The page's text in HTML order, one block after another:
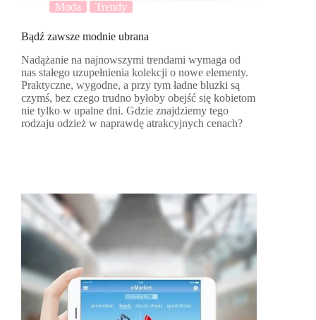
Moda Trendy
Bądź zawsze modnie ubrana
Nadążanie na najnowszymi trendami wymaga od
nas stałego uzupełnienia kolekcji o nowe elementy.
Praktyczne, wygodne, a przy tym ładne bluzki są
czymś, bez czego trudno byłoby obejść się kobietom
nie tylko w upalne dni. Gdzie znajdziemy tego
rodzaju odzież w naprawdę atrakcyjnych cenach?